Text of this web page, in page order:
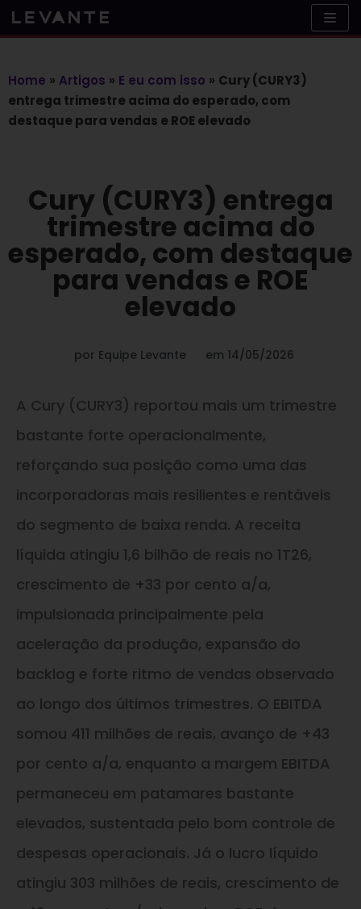
Skip
to
Home » Artigos » E eu com isso » Cury (CURY3)
entrega trimestre acima do esperado, com
destaque para vendas e ROE elevado
Cury (CURY3) entrega
trimestre acima do
esperado, com destaque
para vendas e ROE
elevado
por Equipe Levante em 14/05/2026
A Cury (CURY3) reportou mais um trimestre
bastante forte operacionalmente,
reforçando sua posição como uma das
incorporadoras mais resilientes e rentáveis
do segmento de baixa renda. A receita
líquida atingiu 1,6 bilhão de reais no 1T26,
crescimento de +33 por cento a/a,
impulsionada principalmente pela
aceleração da produção, expansão do
backlog e forte ritmo de vendas observado
ao longo dos últimos trimestres. O EBITDA
somou 411 milhões de reais, avanço de +43
por cento a/a, enquanto a margem EBITDA
permaneceu em patamares bastante
elevados, sustentada pelo bom controle de
despesas operacionais. Já o lucro líquido
atingiu 303 milhões de reais, crescimento de